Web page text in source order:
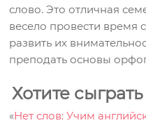
слово. Это отличная
весело провести время
развить их
преподать основы
Хотите
«Нет слов: Учим